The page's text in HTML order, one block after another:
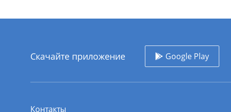
Скачайте приложение Google Play
Контакты